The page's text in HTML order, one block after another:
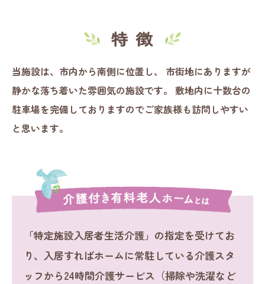
当施設は、市内から南側に位置し、 市街地にありますが
静かな落ち着いた雰囲気の施設です。 敷地内に十数台の
駐車場を完備しておりますのでご家族様も訪問しやすい
と思います。
「特定施設入居者生活介護」の指定を受けてお
り、入居すればホームに常駐している介護スタ
ッフから24時間介護サービス（掃除や洗濯など